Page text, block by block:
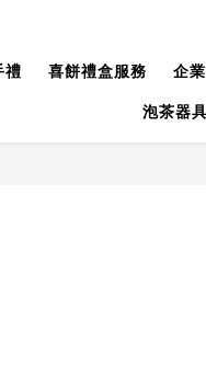
禮 喜餅禮盒服務 企
泡茶器具